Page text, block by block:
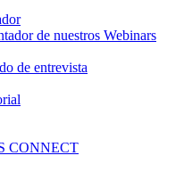
de nuestros Webinars
de entrevista
CONNECT